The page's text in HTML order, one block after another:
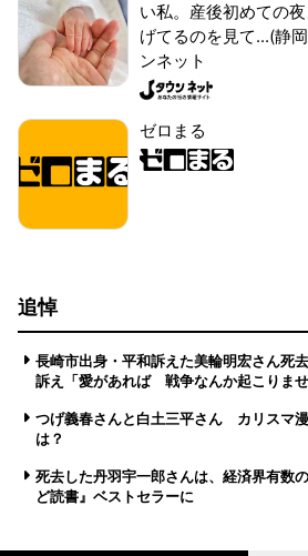
い私。産後初めての
げてるのを見て...(静
ンネット
ゼロまる
追悼
長崎市出身・平和訴えた美輪明宏さん死
訴え「愛があれば 戦争なんか起こりませ
つげ義春さんと白土三平さん カリスマ
は？
死去した丹羽宇一郎さんは、経済界有数
ど読書』ベストセラーに